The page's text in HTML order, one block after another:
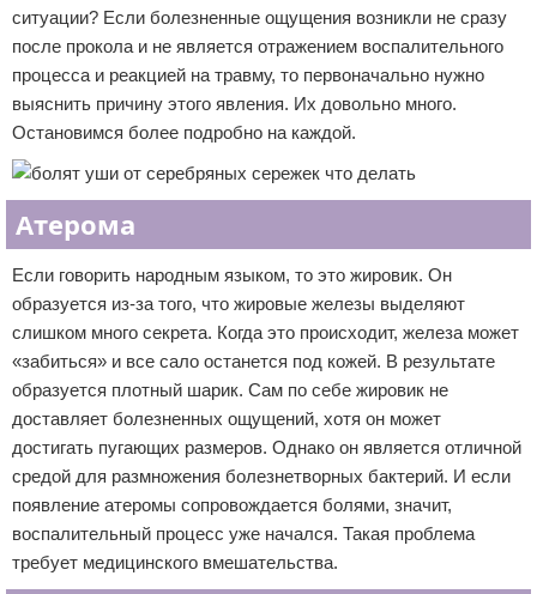
ситуации? Если болезненные ощущения возникли не сразу
после прокола и не является отражением воспалительного
процесса и реакцией на травму, то первоначально нужно
выяснить причину этого явления. Их довольно много.
Остановимся более подробно на каждой.
Атерома
Если говорить народным языком, то это жировик. Он
образуется из-за того, что жировые железы выделяют
слишком много секрета. Когда это происходит, железа может
«забиться» и все сало останется под кожей. В результате
образуется плотный шарик. Сам по себе жировик не
доставляет болезненных ощущений, хотя он может
достигать пугающих размеров. Однако он является отличной
средой для размножения болезнетворных бактерий. И если
появление атеромы сопровождается болями, значит,
воспалительный процесс уже начался. Такая проблема
требует медицинского вмешательства.